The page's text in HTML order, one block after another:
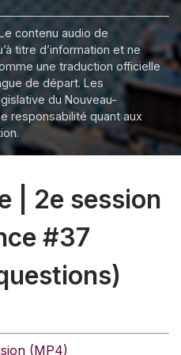
contenu audio de
titre d’information et ne
une traduction officielle
de départ. Les
du Nouveau-
responsabilité quant aux
| 2e session
#37
(MP4)